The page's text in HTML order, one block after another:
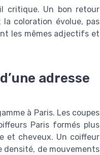
critique. Un bon retour
coloration évolue, pas
les mêmes adjectifs et
adresse
à Paris. Les coupes
Paris formés plus
et cheveux. Un coiffeur
densité, de mouvements